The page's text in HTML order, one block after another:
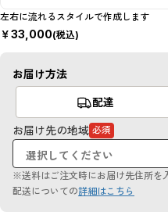
左右に流れるスタイルで作成します
￥33,000(税込)
お届け方法
配達
お届け先の地域 必須
（必
須
項
目）
※送料はご注文時にお届け先住所を
配送についての詳細はこちら